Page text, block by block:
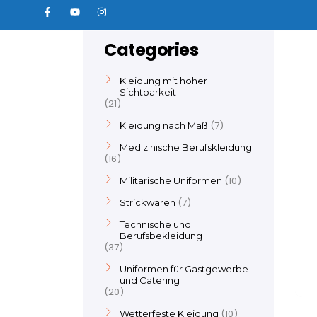
Categories
Kleidung mit hoher
Sichtbarkeit
21
Kleidung nach Maß 7
Medizinische Berufskleidung
16
Militärische Uniformen 10
Strickwaren 7
Technische und
Berufsbekleidung
37
Uniformen für Gastgewerbe
und Catering
20
Wetterfeste Kleidung 10